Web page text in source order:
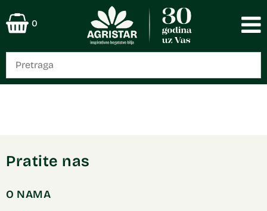
0
Pratite nas
O NAMA